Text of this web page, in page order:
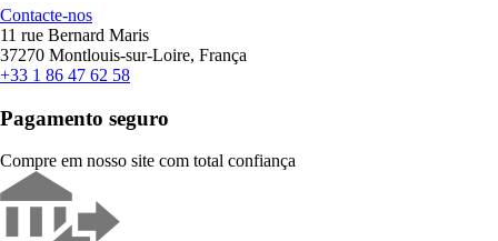
Contacte-nos
11 rue Bernard Maris
37270 Montlouis-sur-Loire, França
+33 1 86 47 62 58
Pagamento seguro
Compre em nosso site com total confiança